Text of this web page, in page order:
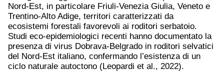
Nord-Est, in particolare Friuli-Venezia Giulia, Veneto e
Trentino-Alto Adige, territori caratterizzati da
ecosistemi forestali favorevoli ai roditori serbatoio.
Studi eco-epidemiologici recenti hanno documentato la
presenza di virus Dobrava-Belgrado in roditori selvatici
del Nord-Est italiano, confermando l’esistenza di un
ciclo naturale autoctono (Leopardi et al., 2022).